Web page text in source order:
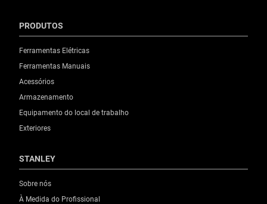
PRODUTOS
Ferramentas Elétricas
Ferramentas Manuais
Acessórios
Armazenamento
Equipamento do local de trabalho
Exteriores
STANLEY
Sobre nós
À Medida do Profissional